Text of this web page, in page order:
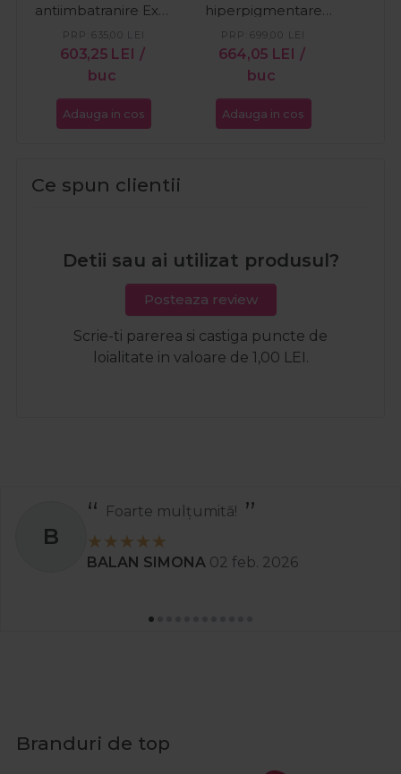
antiimbatranire Exo-
Ageless 30ml
603,25 LEI /
buc
PRP:635,00 LEI
Adauga in cos
hiperpigmentare
Exo-Whitening 30ml
664,05 LEI /
buc
PRP:699,00 LEI
Adauga in cos
Ce spun clientii
Detii sau ai utilizat produsul?
Posteaza review
Scrie-ti parerea si castiga puncte de
loialitate in valoare de 1,00 LEI.
mulțumită!
02 feb. 2026
Branduri de top